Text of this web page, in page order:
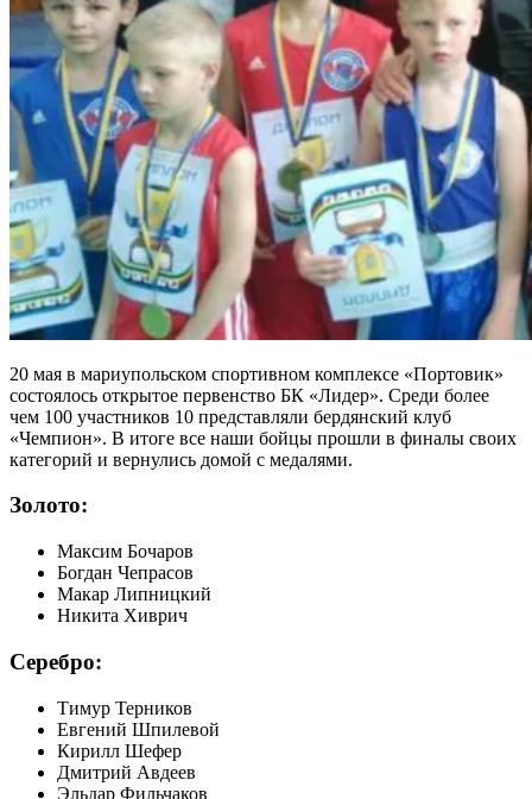
20 мая в мариупольском спортивном комплексе «Портовик»
состоялось открытое первенство БК «Лидер». Среди более
чем 100 участников 10 представляли бердянский клуб
«Чемпион». В итоге все наши бойцы прошли в финалы своих
категорий и вернулись домой с медалями.
Золото:
Максим Бочаров
Богдан Чепрасов
Макар Липницкий
Никита Хиврич
Серебро:
Тимур Терников
Евгений Шпилевой
Кирилл Шефер
Дмитрий Авдеев
Эльдар Фильчаков